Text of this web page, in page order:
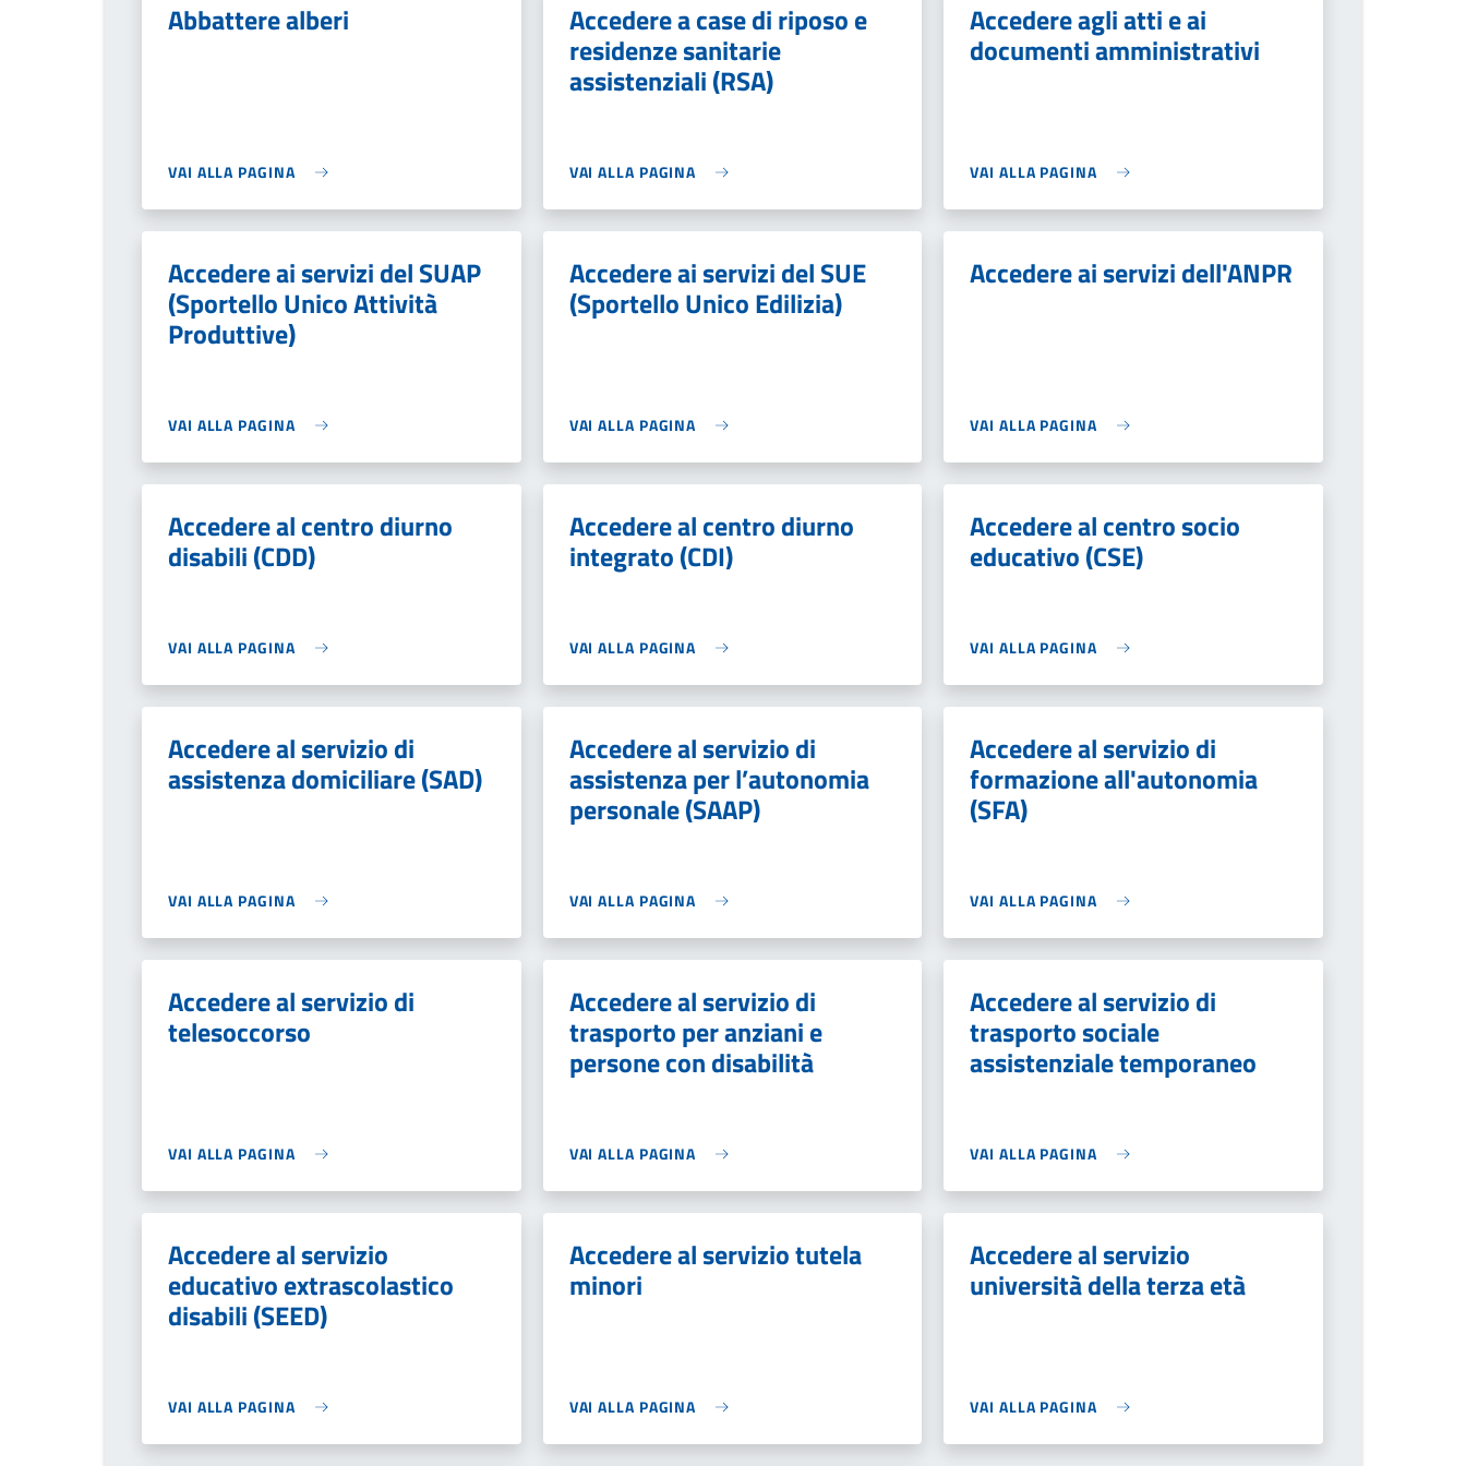
Abbattere alberi
VAI ALLA PAGINA
Accedere a case di riposo e
residenze sanitarie
assistenziali (RSA)
VAI ALLA PAGINA
Accedere agli atti e ai
documenti amministrativi
VAI ALLA PAGINA
Accedere ai servizi del SUAP
(Sportello Unico Attività
Produttive)
VAI ALLA PAGINA
Accedere ai servizi del SUE
(Sportello Unico Edilizia)
VAI ALLA PAGINA
Accedere ai servizi dell'ANPR
VAI ALLA PAGINA
Accedere al centro diurno
disabili (CDD)
VAI ALLA PAGINA
Accedere al centro diurno
integrato (CDI)
VAI ALLA PAGINA
Accedere al centro socio
educativo (CSE)
VAI ALLA PAGINA
Accedere al servizio di
assistenza domiciliare (SAD)
VAI ALLA PAGINA
Accedere al servizio di
assistenza per l’autonomia
personale (SAAP)
VAI ALLA PAGINA
Accedere al servizio di
formazione all'autonomia
(SFA)
VAI ALLA PAGINA
Accedere al servizio di
telesoccorso
VAI ALLA PAGINA
Accedere al servizio di
trasporto per anziani e
persone con disabilità
VAI ALLA PAGINA
Accedere al servizio di
trasporto sociale
assistenziale temporaneo
VAI ALLA PAGINA
Accedere al servizio
educativo extrascolastico
disabili (SEED)
VAI ALLA PAGINA
Accedere al servizio tutela
minori
VAI ALLA PAGINA
Accedere al servizio
università della terza età
VAI ALLA PAGINA